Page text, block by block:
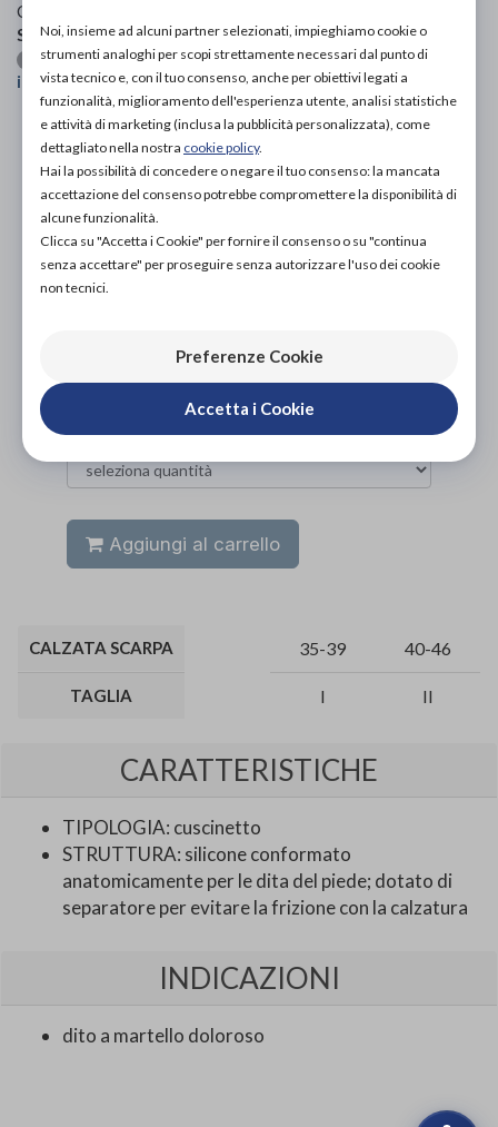
Codice OTGP:
S11| Codice Nomenclatore tariffario:06.12.03
Ortesi per piede | Categoria:Prodotti ortopedici»Arto
inferiore»Tutori piede
PROVA E ACQUISTA IN NEGOZIO
NON DISPONIBILE
PROVA E NOLEGGIA IN NEGOZIO
NON DISPONIBILE
ACQUISTA ONLINE
DA16,00€
Aggiungi al carrello
CALZATA SCARPA 35-39 40-46
TAGLIA I II
CARATTERISTICHE
TIPOLOGIA: cuscinetto
STRUTTURA: silicone conformato
anatomicamente per le dita del piede; dotato di
separatore per evitare la frizione con la calzatura
INDICAZIONI
dito a martello doloroso
Noi, insieme ad alcuni partner selezionati, impieghiamo cookie o
strumenti analoghi per scopi strettamente necessari dal punto di
vista tecnico e, con il tuo consenso, anche per obiettivi legati a
funzionalità, miglioramento dell'esperienza utente, analisi statistiche
e attività di marketing (inclusa la pubblicità personalizzata), come
dettagliato nella nostra cookie policy.
Hai la possibilità di concedere o negare il tuo consenso: la mancata
accettazione del consenso potrebbe compromettere la disponibilità di
alcune funzionalità.
Clicca su "Accetta i Cookie" per fornire il consenso o su "continua
senza accettare" per proseguire senza autorizzare l'uso dei cookie
non tecnici.
Preferenze Cookie
Accetta i Cookie